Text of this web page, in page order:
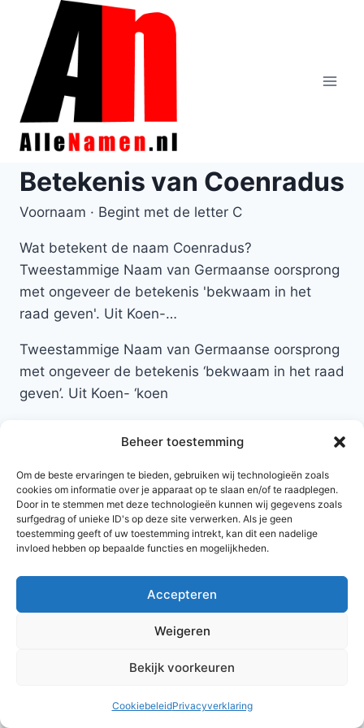
Beheer toestemming
Om de beste ervaringen te bieden, gebruiken wij technologieën zoals
cookies om informatie over je apparaat op te slaan en/of te raadplegen.
Door in te stemmen met deze technologieën kunnen wij gegevens zoals
surfgedrag of unieke ID's op deze site verwerken. Als je geen
toestemming geeft of uw toestemming intrekt, kan dit een nadelige
invloed hebben op bepaalde functies en mogelijkheden.
Accepteren
Weigeren
Bekijk voorkeuren
CookiebeleidPrivacyverklaring
Doorgaan
inhoud
Betekenis van Coenradus
Voornaam · Begint met de letter C
Wat betekent de naam Coenradus?
Tweestammige Naam van Germaanse oorsprong
met ongeveer de betekenis 'bekwaam in het
raad geven'. Uit Koen-…
Tweestammige Naam van Germaanse oorsprong
met ongeveer de betekenis ‘bekwaam in het raad
geven’. Uit Koen- ‘koen
© 2026 AlleNamen.nl